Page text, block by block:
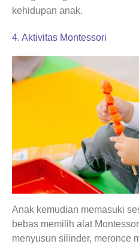
kehidupan anak.
4. Aktivitas Montessori
Anak kemudian memasuki
bebas memilih alat
menyusun silinder, meronce